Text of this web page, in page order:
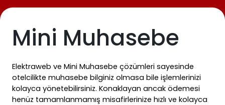
Mini Muhasebe
Elektraweb ve Mini Muhasebe çözümleri sayesinde
otelcilikte muhasebe bilginiz olmasa bile işlemlerinizi
kolayca yönetebilirsiniz. Konaklayan ancak ödemesi
henüz tamamlanmamış misafirlerinize hızlı ve kolayca